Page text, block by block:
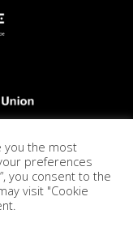
you the most
preferences
you consent to the
visit "Cookie